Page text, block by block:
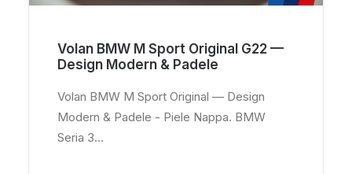
Volan BMW M Sport Original G22 —
Design Modern & Padele
Volan BMW M Sport Original — Design
Modern & Padele - Piele Nappa. BMW
Seria 3…